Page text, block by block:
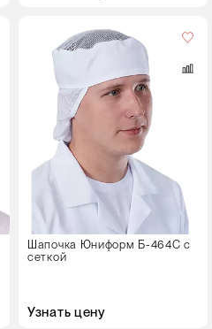
Шапочка Юниформ Б-464С с
сеткой
Узнать цену